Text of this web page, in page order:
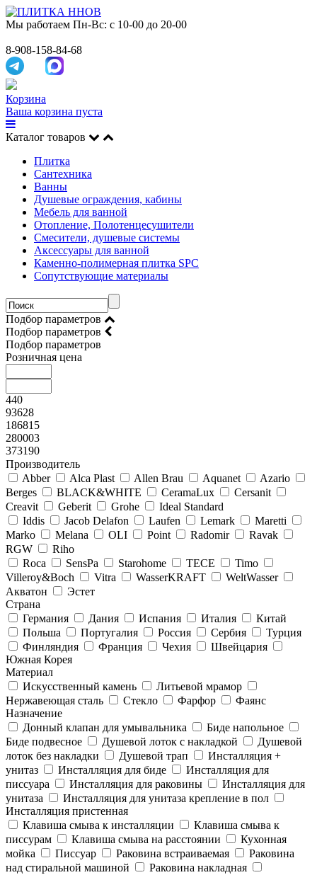
Мы работаем Пн-Вс: с 10-00 до 20-00
8-908-158-84-68
Корзина
Ваша корзина пуста
Каталог товаров
Плитка
Сантехника
Ванны
Душевые ограждения, кабины
Мебель для ванной
Отопление, Полотенцесушители
Смесители, душевые системы
Аксессуары для ванной
Каменно-полимерная плитка SPC
Сопутствующие материалы
Подбор параметров
Подбор параметров
Подбор параметров
Розничная цена
440
93628
186815
280003
373190
Производитель
Abber
Alca Plast Allen Brau Aquanet
Azario
Berges
BLACK&WHITE CeramaLux
Cersanit
Creavit
Geberit Grohe
Ideal Standard
Iddis
Jacob Delafon Laufen Lemark
Maretti
Marko
Melana OLI Point Radomir
Ravak
RGW
Riho
Roca
SensPa Starohome TECE
Timo
Villeroy&Boсh
Vitra WasserKRAFT
WeltWasser
Акватон
Эстет
Страна
Германия
Дания Испания Италия
Китай
Польша
Португалия Россия Сербия
Турция
Финляндия
Франция Чехия
Швейцария
Южная Корея
Материал
Искусственный камень
Литьевой мрамор
Нержавеющая сталь
Стекло Фарфор
Фаянс
Назначение
Донный клапан для умывальника
Биде напольное
Биде подвесное
Душевой лоток с накладкой
Душевой
лоток без накладки
Душевой трап
Инсталляция +
унитаз
Инсталляция для биде
Инсталляция для
писсуара
Инсталляция для раковины
Инсталляция для
унитаза
Инсталляция для унитаза крепление в пол
Инсталляция пристенная
Клавиша смыва к инсталляции
Клавиша смыва к
писсурам
Клавиша смыва на расстоянии
Кухонная
мойка
Писсуар Раковина встраиваемая
Раковина
над стиральной машиной
Раковина накладная